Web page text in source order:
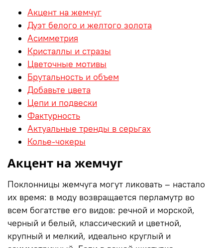
Акцент на жемчуг
Дуэт белого и желтого золота
Асимметрия
Кристаллы и стразы
Цветочные мотивы
Брутальность и объем
Добавьте цвета
Цепи и подвески
Фактурность
Актуальные тренды в серьгах
Колье-чокеры
Акцент на жемчуг
Поклонницы жемчуга могут ликовать – настало
их время: в моду возвращается перламутр во
всем богатстве его видов: речной и морской,
черный и белый, классический и цветной,
крупный и мелкий, идеально круглый и